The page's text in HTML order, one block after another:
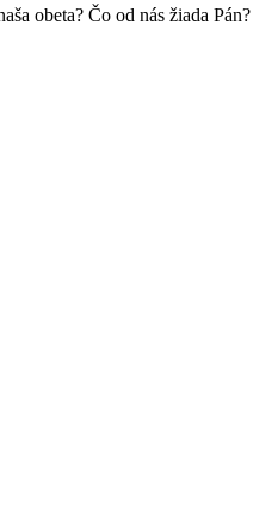
obeta? Čo od nás žiada Pán?